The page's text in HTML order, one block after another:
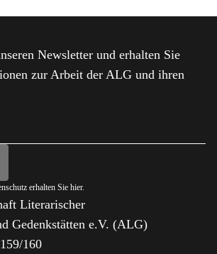
Newsletter und erhalten Sie
zur Arbeit der ALG und ihren
erhalten Sie hier.
Literarischer
Gedenkstätten e.V. (ALG)
160